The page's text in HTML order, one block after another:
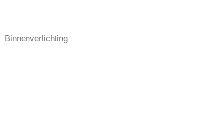
Binnenverlichting